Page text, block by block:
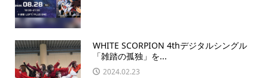
WHITE SCORPION 4thデジタルシングル
「雑踏の孤独」を...
2024.02.23